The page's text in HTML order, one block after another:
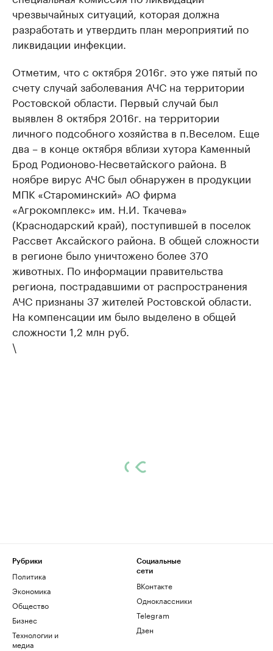
чрезвычайных ситуаций, которая должна
разработать и утвердить план мероприятий по
ликвидации инфекции.
Отметим, что с октября 2016г. это уже пятый по
счету случай заболевания АЧС на территории
Ростовской области. Первый случай был
выявлен 8 октября 2016г. на территории
личного подсобного хозяйства в п.Веселом. Еще
два – в конце октября вблизи хутора Каменный
Брод Родионово-Несветайского района. В
ноябре вирус АЧС был обнаружен в продукции
МПК «Староминский» АО фирма
«Агрокомплекс» им. Н.И. Ткачева»
(Краснодарский край), поступившей в поселок
Рассвет Аксайского района. В общей сложности
в регионе было уничтожено более 370
животных. По информации правительства
региона, пострадавшими от распространения
АЧС признаны 37 жителей Ростовской области.
На компенсации им было выделено в общей
сложности 1,2 млн руб.
\
Рубрики
Политика
Экономика
Общество
Бизнес
Технологии и
медиа
Социальные
сети
ВКонтакте
Одноклассники
Telegram
Дзен